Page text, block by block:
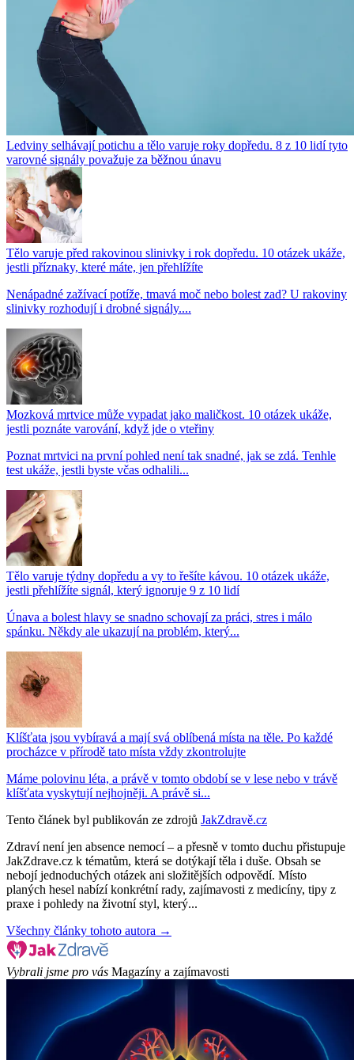
Ledviny selhávají potichu a tělo varuje roky dopředu. 8 z 10 lidí tyto
varovné signály považuje za běžnou únavu
Tělo varuje před rakovinou slinivky i rok dopředu. 10 otázek ukáže,
jestli příznaky, které máte, jen přehlížíte
Nenápadné zažívací potíže, tmavá moč nebo bolest zad? U rakoviny
slinivky rozhodují i drobné signály....
Mozková mrtvice může vypadat jako maličkost. 10 otázek ukáže,
jestli poznáte varování, když jde o vteřiny
Poznat mrtvici na první pohled není tak snadné, jak se zdá. Tenhle
test ukáže, jestli byste včas odhalili...
Tělo varuje týdny dopředu a vy to řešíte kávou. 10 otázek ukáže,
jestli přehlížíte signál, který ignoruje 9 z 10 lidí
Únava a bolest hlavy se snadno schovají za práci, stres i málo
spánku. Někdy ale ukazují na problém, který...
Klíšťata jsou vybíravá a mají svá oblíbená místa na těle. Po každé
procházce v přírodě tato místa vždy zkontrolujte
Máme polovinu léta, a právě v tomto období se v lese nebo v trávě
klíšťata vyskytují nejhojněji. A právě si...
Tento článek byl publikován ze zdrojů JakZdravě.cz
Zdraví není jen absence nemocí – a přesně v tomto duchu přistupuje
JakZdrave.cz k tématům, která se dotýkají těla i duše. Obsah se
nebojí jednoduchých otázek ani složitějších odpovědí. Místo
planých hesel nabízí konkrétní rady, zajímavosti z medicíny, tipy z
praxe i pohledy na životní styl, který...
Všechny články tohoto autora →
Vybrali jsme pro vás Magazíny a zajímavosti